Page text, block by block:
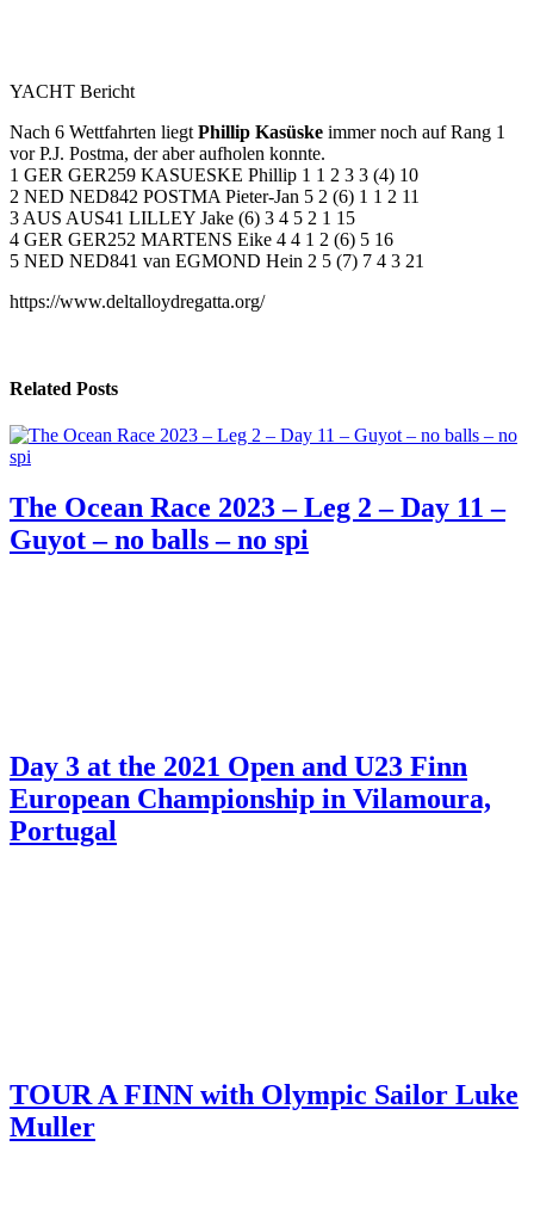
YACHT Bericht
Nach 6 Wettfahrten liegt Phillip Kasüske immer noch auf Rang 1
vor P.J. Postma, der aber aufholen konnte.
1 GER GER259 KASUESKE Phillip 1 1 2 3 3 (4) 10
2 NED NED842 POSTMA Pieter-Jan 5 2 (6) 1 1 2 11
3 AUS AUS41 LILLEY Jake (6) 3 4 5 2 1 15
4 GER GER252 MARTENS Eike 4 4 1 2 (6) 5 16
5 NED NED841 van EGMOND Hein 2 5 (7) 7 4 3 21
https://www.deltalloydregatta.org/
Related Posts
The Ocean Race 2023 – Leg 2 – Day 11 –
Guyot – no balls – no spi
Day 3 at the 2021 Open and U23 Finn
European Championship in Vilamoura,
Portugal
TOUR A FINN with Olympic Sailor Luke
Muller